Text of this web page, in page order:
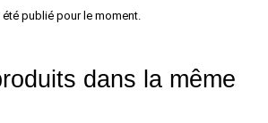
publié pour le moment.
dans la même